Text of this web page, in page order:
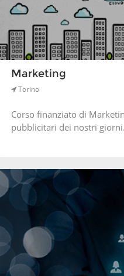
Marketing
Torino
Corso finanziato di
pubblicitari dei nostri giorni.